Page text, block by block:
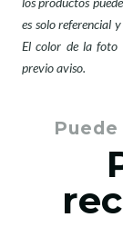
es solo referencial
El color de la foto
previo aviso.